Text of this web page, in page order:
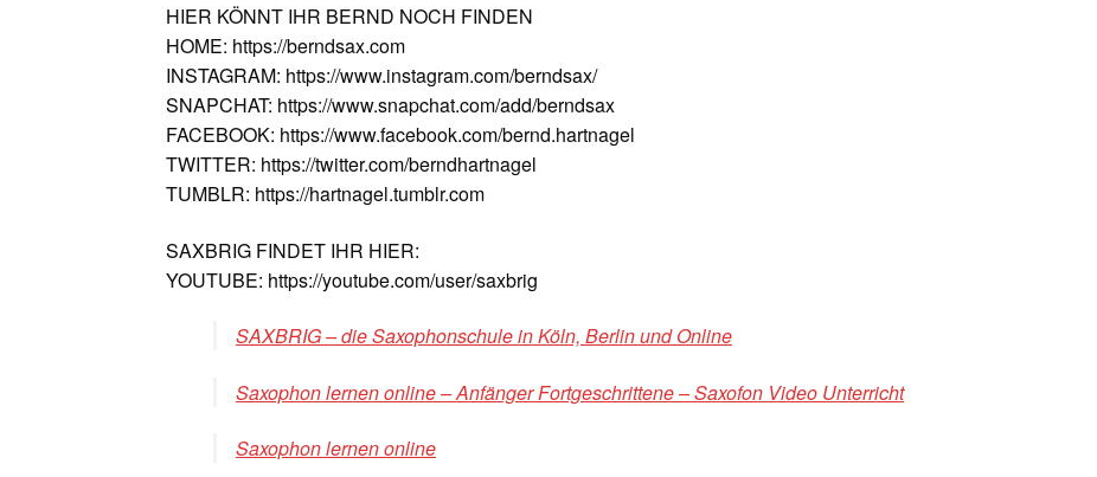
HIER KÖNNT IHR BERND NOCH FINDEN
HOME: https://berndsax.com
INSTAGRAM: https://www.instagram.com/berndsax/
SNAPCHAT: https://www.snapchat.com/add/berndsax
FACEBOOK: https://www.facebook.com/bernd.hartnagel
TWITTER: https://twitter.com/berndhartnagel
TUMBLR: https://hartnagel.tumblr.com
SAXBRIG FINDET IHR HIER:
YOUTUBE: https://youtube.com/user/saxbrig
SAXBRIG – die Saxophonschule in Köln, Berlin und Online
Saxophon lernen online – Anfänger Fortgeschrittene – Saxofon Video Unterricht
Saxophon lernen online